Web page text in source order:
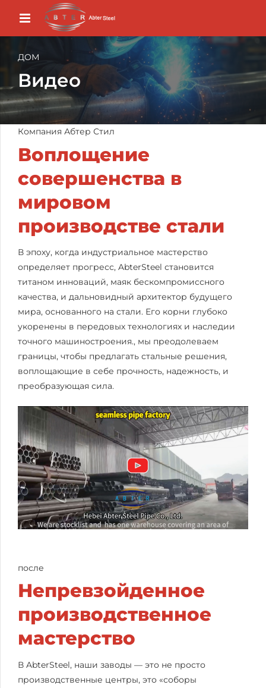
ДОМ
Видео
Компания Абтер Стил
‌Воплощение
совершенства в
мировом
производстве стали‌
В эпоху, когда индустриальное мастерство
определяет прогресс, ‌AbterSteel‌ становится
титаном инноваций, маяк бескомпромиссного
качества, и дальновидный архитектор будущего
мира, основанного на стали. Его корни глубоко
укоренены в передовых технологиях и наследии
точного машиностроения., мы преодолеваем
границы, чтобы предлагать стальные решения,
воплощающие в себе прочность, надежность, и
преобразующая сила.
после
‌Непревзойденное
производственное
мастерство‌
В AbterSteel, наши заводы — это не просто
производственные центры, это «соборы